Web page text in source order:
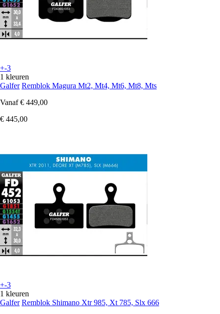
+-3
1 kleuren
Galfer Remblok Magura Mt2, Mt4, Mt6, Mt8, Mts
Vanaf € 449,00
€ 445,00
+-3
1 kleuren
Galfer Remblok Shimano Xtr 985, Xt 785, Slx 666